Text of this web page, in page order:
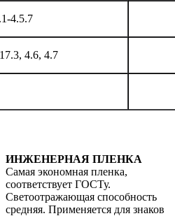
4.5.7
4.6, 4.7
ИНЖЕНЕРНАЯ ПЛЕНКА
Самая экономная пленка,
соответствует ГОСТу.
Светоотражающая способность
средняя. Применяется для знаков